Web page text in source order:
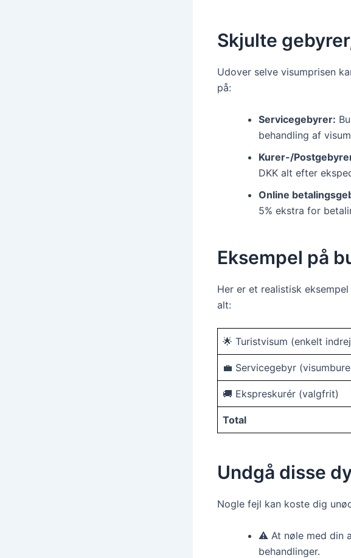
Skjulte
Udover selve visumprisen
på:
Servicegebyrer:
behandling af
Kurer-/
DKK alt efter
Online
5% ekstra for
Eksempel på
Her er et realistisk
alt:
🌟 Turistvisum (enkelt
💼 Servicegebyr
🚚 Ekspreskurér (valgfrit)
Total
Undgå disse
Nogle fejl kan koste dig
⚠️ At nøle med din
behandlinger.